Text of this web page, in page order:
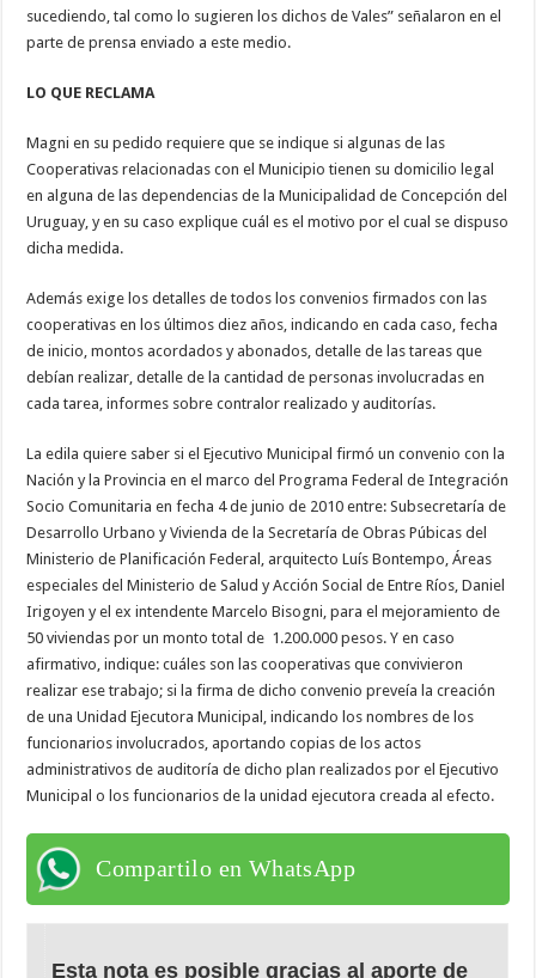
sucediendo, tal como lo sugieren los dichos de Vales” señalaron en el
parte de prensa enviado a este medio.
LO QUE RECLAMA
Magni en su pedido requiere que se indique si algunas de las
Cooperativas relacionadas con el Municipio tienen su domicilio legal
en alguna de las dependencias de la Municipalidad de Concepción del
Uruguay, y en su caso explique cuál es el motivo por el cual se dispuso
dicha medida.
Además exige los detalles de todos los convenios firmados con las
cooperativas en los últimos diez años, indicando en cada caso, fecha
de inicio, montos acordados y abonados, detalle de las tareas que
debían realizar, detalle de la cantidad de personas involucradas en
cada tarea, informes sobre contralor realizado y auditorías.
La edila quiere saber si el Ejecutivo Municipal firmó un convenio con la
Nación y la Provincia en el marco del Programa Federal de Integración
Socio Comunitaria en fecha 4 de junio de 2010 entre: Subsecretaría de
Desarrollo Urbano y Vivienda de la Secretaría de Obras Púbicas del
Ministerio de Planificación Federal, arquitecto Luís Bontempo, Áreas
especiales del Ministerio de Salud y Acción Social de Entre Ríos, Daniel
Irigoyen y el ex intendente Marcelo Bisogni, para el mejoramiento de
50 viviendas por un monto total de 1.200.000 pesos. Y en caso
afirmativo, indique: cuáles son las cooperativas que convivieron
realizar ese trabajo; si la firma de dicho convenio preveía la creación
de una Unidad Ejecutora Municipal, indicando los nombres de los
funcionarios involucrados, aportando copias de los actos
administrativos de auditoría de dicho plan realizados por el Ejecutivo
Municipal o los funcionarios de la unidad ejecutora creada al efecto.
Compartilo en WhatsApp
Esta nota es posible gracias al aporte de